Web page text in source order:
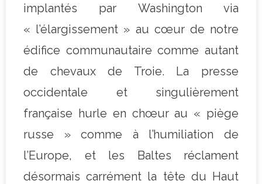
implantés par Washington via
« l’élargissement » au cœur de notre
édifice communautaire comme autant
de chevaux de Troie. La presse
occidentale et singulièrement
française hurle en chœur au « piège
russe » comme à l’humiliation de
l’Europe, et les Baltes réclament
désormais carrément la tête du Haut